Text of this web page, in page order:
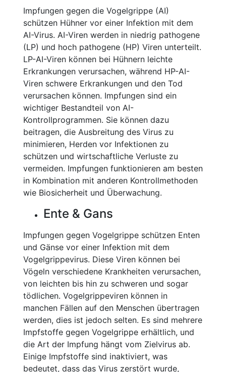
Impfungen gegen die Vogelgrippe (AI)
schützen Hühner vor einer Infektion mit dem
AI-Virus. AI-Viren werden in niedrig pathogene
(LP) und hoch pathogene (HP) Viren unterteilt.
LP-AI-Viren können bei Hühnern leichte
Erkrankungen verursachen, während HP-AI-
Viren schwere Erkrankungen und den Tod
verursachen können. Impfungen sind ein
wichtiger Bestandteil von AI-
Kontrollprogrammen. Sie können dazu
beitragen, die Ausbreitung des Virus zu
minimieren, Herden vor Infektionen zu
schützen und wirtschaftliche Verluste zu
vermeiden. Impfungen funktionieren am besten
in Kombination mit anderen Kontrollmethoden
wie Biosicherheit und Überwachung.
Ente & Gans
Impfungen gegen Vogelgrippe schützen Enten
und Gänse vor einer Infektion mit dem
Vogelgrippevirus. Diese Viren können bei
Vögeln verschiedene Krankheiten verursachen,
von leichten bis hin zu schweren und sogar
tödlichen. Vogelgrippeviren können in
manchen Fällen auf den Menschen übertragen
werden, dies ist jedoch selten. Es sind mehrere
Impfstoffe gegen Vogelgrippe erhältlich, und
die Art der Impfung hängt vom Zielvirus ab.
Einige Impfstoffe sind inaktiviert, was
bedeutet, dass das Virus zerstört wurde,